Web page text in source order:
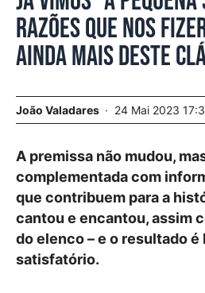
razões que nos
ainda mais deste
João Valadares 24 Mai 2023
A premissa não mudou,
complementada com
que contribuem para a
cantou e encantou, assim
do elenco – e o resultado é
satisfatório.